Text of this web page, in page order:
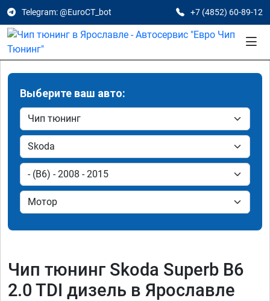
Telegram: @EuroCT_bot +7 (4852) 60-89-12
Выберите ваш авто:
Чип тюнинг Skoda Superb B6
2.0 TDI дизель в Ярославле